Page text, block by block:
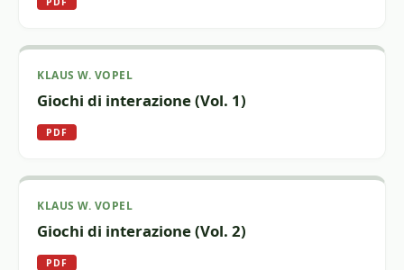
KLAUS W. VOPEL
Giochi di interazione (Vol. 1)
PDF
KLAUS W. VOPEL
Giochi di interazione (Vol. 2)
PDF